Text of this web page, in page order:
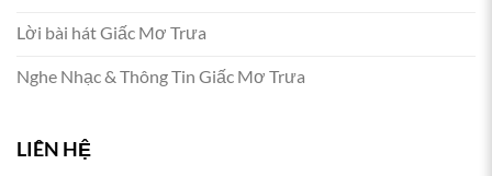
Lời bài hát Giấc Mơ Trưa
Nghe Nhạc & Thông Tin Giấc Mơ Trưa
LIÊN HỆ